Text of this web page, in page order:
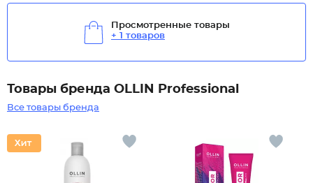
Просмотренные товары
+ 1 товаров
Товары бренда OLLIN Professional
Все товары бренда